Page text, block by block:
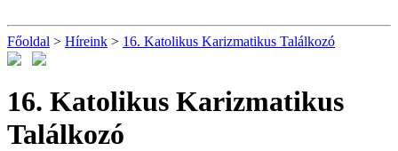
Főoldal > Híreink > 16. Katolikus Karizmatikus Találkozó
16. Katolikus Karizmatikus
Találkozó